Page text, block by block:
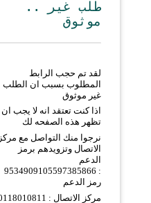
.. طلب غير
موثوق
لقد تم حجب الرابط
المطلوب بسبب ان الطلب
غير موثوق
اذا كنت تعتقد انه لا يجب ان
تظهر هذه الصفحه لك
نرجوا منك التواصل مع مركز
الاتصال وتزويدهم برمز
الدعم
9534909105597385866 :
رمز الدعم
مركز الاتصال : 0118010811